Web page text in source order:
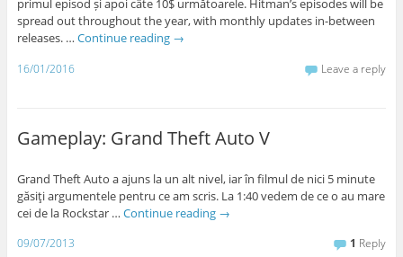
primul episod și apoi câte 10$ următoarele. Hitman’s episodes will be
spread out throughout the year, with monthly updates in-between
releases. … Continue reading →
16/01/2016 Leave a reply
Gameplay: Grand Theft Auto V
Grand Theft Auto a ajuns la un alt nivel, iar în filmul de nici 5 minute
găsiţi argumentele pentru ce am scris. La 1:40 vedem de ce o au mare
cei de la Rockstar … Continue reading →
09/07/2013 1 Reply